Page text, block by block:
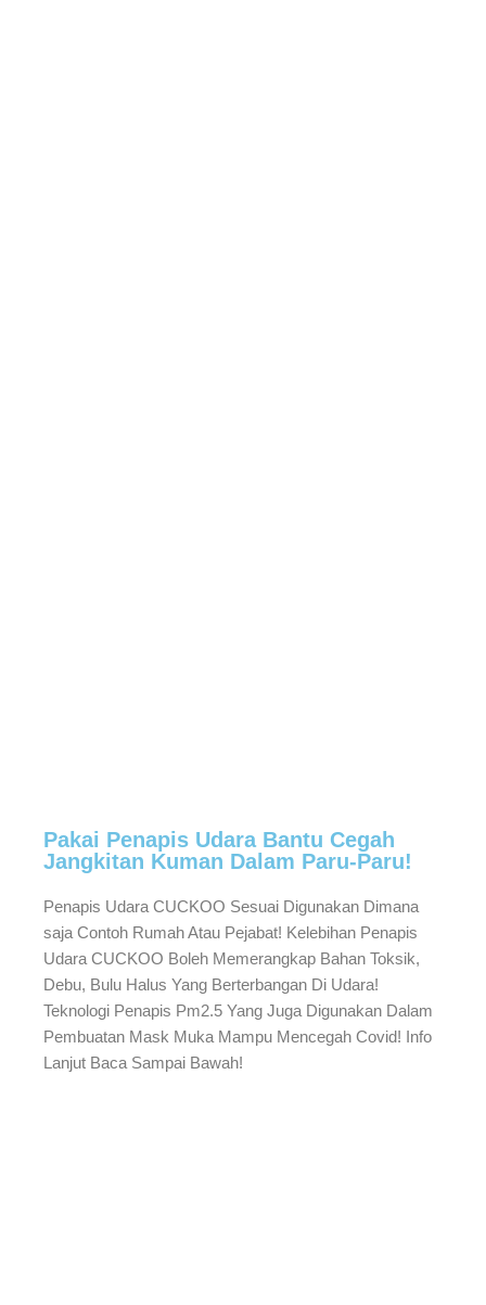
Pakai Penapis Udara Bantu Cegah
Jangkitan Kuman Dalam Paru-Paru!
Penapis Udara CUCKOO Sesuai Digunakan Dimana
saja Contoh Rumah Atau Pejabat! Kelebihan Penapis
Udara CUCKOO Boleh Memerangkap Bahan Toksik,
Debu, Bulu Halus Yang Berterbangan Di Udara!
Teknologi Penapis Pm2.5 Yang Juga Digunakan Dalam
Pembuatan Mask Muka Mampu Mencegah Covid! Info
Lanjut Baca Sampai Bawah!